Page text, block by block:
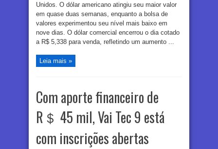
Unidos. O dólar americano atingiu seu maior valor
em quase duas semanas, enquanto a bolsa de
valores experimentou seu nível mais baixo em
nove dias. O dólar comercial encerrou o dia cotado
a R$ 5,338 para venda, refletindo um aumento ...
Leia mais »
Com aporte financeiro de
R＄ 45 mil, Vai Tec 9 está
com inscrições abertas